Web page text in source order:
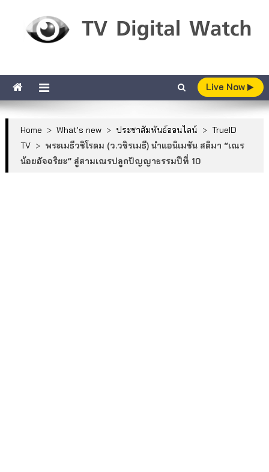
Live Now
Home > What's new > ประชาสัมพันธ์ออนไลน์ > TrueID
TV > พระเมธีวชิโรดม (ว.วชิรเมธี) นำแอนิเมชัน สติมา “เณร
น้อยอัจฉริยะ” สู่สามเณรปลูกปัญญาธรรมปีที่ 10